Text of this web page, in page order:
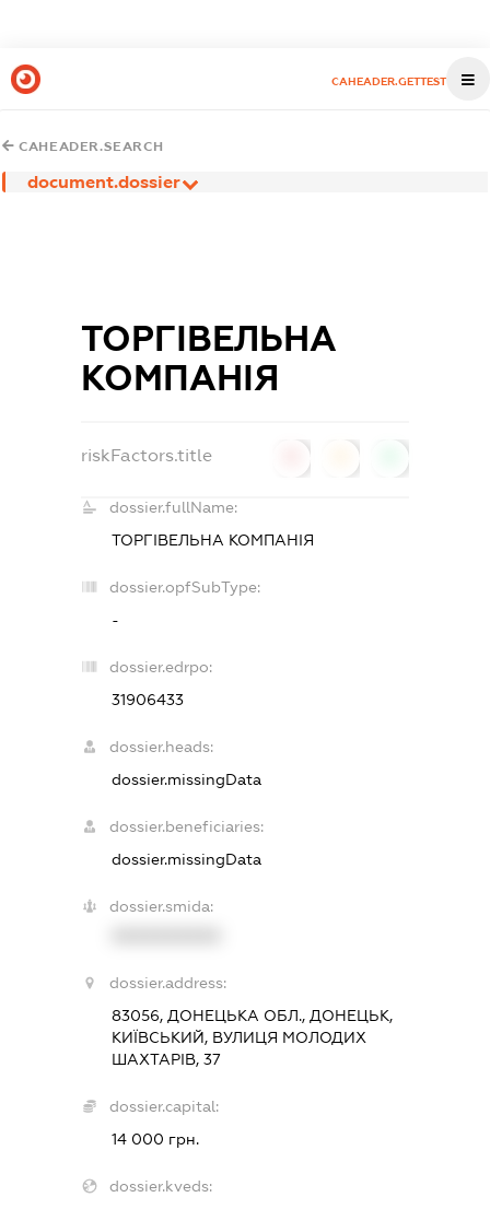
CAHEADER.GETTEST
CAHEADER.SEARCH
document.dossier
ТОРГІВЕЛЬНА
КОМПАНІЯ
riskFactors.title
dossier.fullName:
ТОРГІВЕЛЬНА КОМПАНІЯ
dossier.opfSubType:
-
dossier.edrpo:
31906433
dossier.heads:
dossier.missingData
dossier.beneficiaries:
dossier.missingData
dossier.smida:
dossier.address:
83056, ДОНЕЦЬКА ОБЛ., ДОНЕЦЬК,
КИЇВСЬКИЙ, ВУЛИЦЯ МОЛОДИХ
ШАХТАРІВ, 37
dossier.capital:
14 000 грн.
dossier.kveds: